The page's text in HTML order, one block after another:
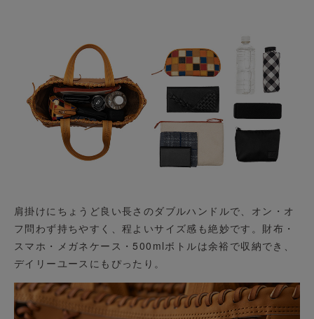
肩掛けにちょうど良い長さのダブルハンドルで、オン・オ
フ問わず持ちやすく、程よいサイズ感も絶妙です。財布・
スマホ・メガネケース・500mlボトルは余裕で収納でき、
デイリーユースにもぴったり。